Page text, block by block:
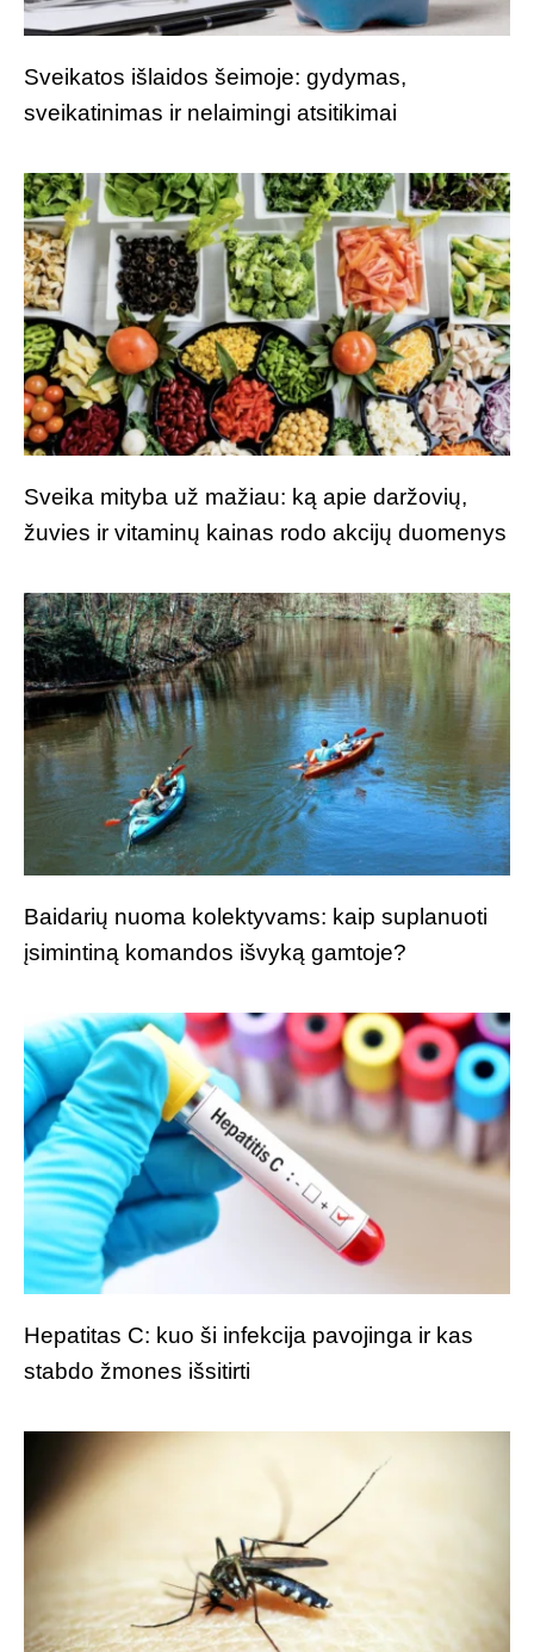
Sveikatos išlaidos šeimoje: gydymas,
sveikatinimas ir nelaimingi atsitikimai
Sveika mityba už mažiau: ką apie daržovių,
žuvies ir vitaminų kainas rodo akcijų duomenys
Baidarių nuoma kolektyvams: kaip suplanuoti
įsimintiną komandos išvyką gamtoje?
Hepatitas C: kuo ši infekcija pavojinga ir kas
stabdo žmones išsitirti